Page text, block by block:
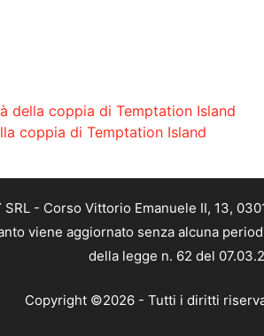
della coppia di Temptation Island
coppia di Temptation Island
- Corso Vittorio Emanuele II, 13,
viene aggiornato senza alcuna
della legge n. 62 del
Copyright ©2026 - Tutti i diritti